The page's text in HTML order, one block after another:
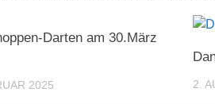
Darten am 30.März
2025 2.